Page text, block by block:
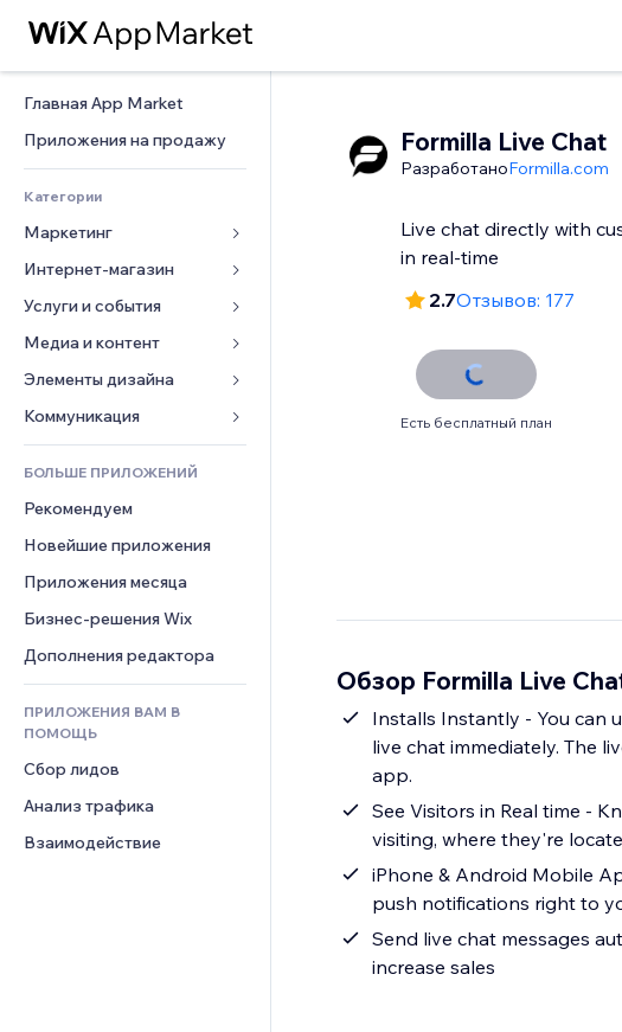
Главная App Market
Приложения на продажу
Категории
Маркетинг
Реклама
Моб. версия
Веб-аналитика
Списки сайтов
Эл. почта
Интернет-магазин
Приложения для магазинов
Доставка
Кнопки продаж
Бухгалтерский учет
Купоны и лояльность
Складские услуги
Еда и напитки
Услуги и события
Отели
События
Рестораны
Недвижимость
Онлайн-запись
Медиа и контент
Галерея
Музыка
Подкасты
Фотография
Видео
PDF
Обмен файлами
Новости
Элементы дизайна
Карты и навигация
Конфиденциальность и
безопасность
Часы
Баннеры и значки
Калькуляторы
Погода
Графики и таблицы
Формы
Опросы
Чат
Комментарии
Телефон
Сообщество
Отзывы и комментарии
Управление отношениями с
клиентом (CRM)
БОЛЬШЕ ПРИЛОЖЕНИЙ
Рекомендуем
Новейшие приложения
Приложения месяца
Бизнес-решения Wix
Дополнения редактора
ПРИЛОЖЕНИЯ ВАМ В
ПОМОЩЬ
Сбор лидов
Анализ трафика
Взаимодействие
Formilla Live Chat
РазработаноFormilla.com
Live chat directly with
in real-time
2.7Отзывов: 177
Есть бесплатный план
Обзор Formilla Live
Installs Instantly - You can
live chat immediately. The
app.
See Visitors in Real time -
visiting, where they're
iPhone & Android Mobile
push notifications right to
Send live chat messages
increase sales